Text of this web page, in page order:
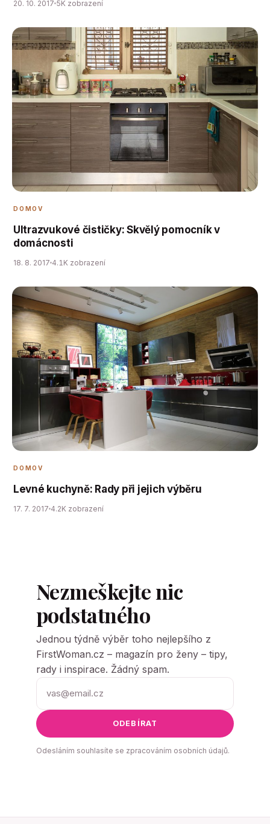
20. 10. 2017 5K zobrazení
DOMOV
Ultrazvukové čističky: Skvělý pomocník v
domácnosti
18. 8. 2017 4.1K zobrazení
DOMOV
Levné kuchyně: Rady při jejich výběru
17. 7. 2017 4.2K zobrazení
Nezmeškejte nic
podstatného
Jednou týdně výběr toho nejlepšího z
FirstWoman.cz – magazín pro ženy – tipy,
rady i inspirace. Žádný spam.
ODEBÍRAT
Odesláním souhlasíte se zpracováním osobních údajů.